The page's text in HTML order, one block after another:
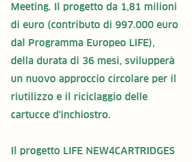
Meeting. Il progetto da 1,81 milioni
di euro (contributo di 997.000 euro
dal Programma Europeo LIFE),
della durata di 36 mesi, svilupperà
un nuovo approccio circolare per il
riutilizzo e il riciclaggio delle
cartucce d'inchiostro.
Il progetto LIFE NEW4CARTRIDGES